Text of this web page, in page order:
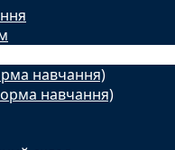
навчання)
навчання)